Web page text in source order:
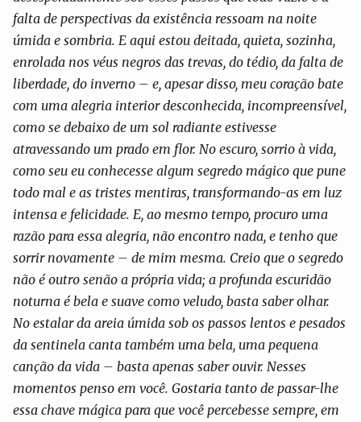
falta de perspectivas da existência ressoam na noite
úmida e sombria. E aqui estou deitada, quieta, sozinha,
enrolada nos véus negros das trevas, do tédio, da falta de
liberdade, do inverno – e, apesar disso, meu coração bate
com uma alegria interior desconhecida, incompreensível,
como se debaixo de um sol radiante estivesse
atravessando um prado em flor. No escuro, sorrio à vida,
como seu eu conhecesse algum segredo mágico que pune
todo mal e as tristes mentiras, transformando-as em luz
intensa e felicidade. E, ao mesmo tempo, procuro uma
razão para essa alegria, não encontro nada, e tenho que
sorrir novamente – de mim mesma. Creio que o segredo
não é outro senão a própria vida; a profunda escuridão
noturna é bela e suave como veludo, basta saber olhar.
No estalar da areia úmida sob os passos lentos e pesados
da sentinela canta também uma bela, uma pequena
canção da vida – basta apenas saber ouvir. Nesses
momentos penso em você. Gostaria tanto de passar-lhe
essa chave mágica para que você percebesse sempre, em